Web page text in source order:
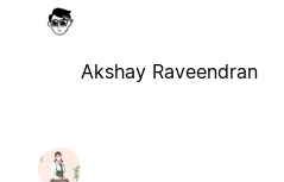
Akshay Raveendran